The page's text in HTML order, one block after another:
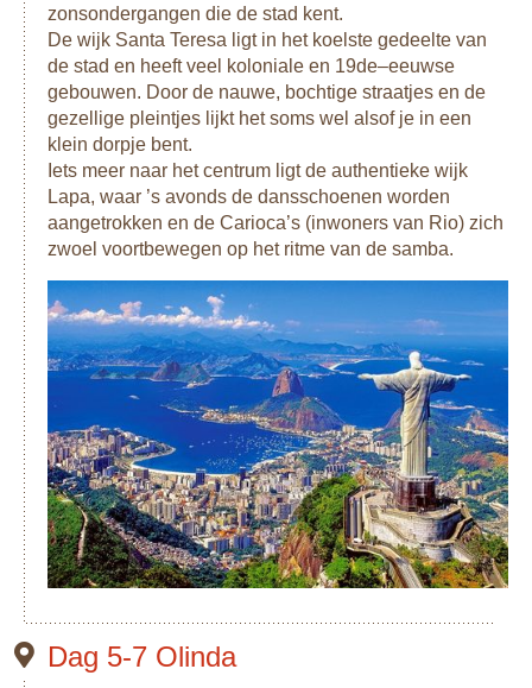
zonsondergangen die de stad kent.
De wijk Santa Teresa ligt in het koelste gedeelte van
de stad en heeft veel koloniale en 19de–eeuwse
gebouwen. Door de nauwe, bochtige straatjes en de
gezellige pleintjes lijkt het soms wel alsof je in een
klein dorpje bent.
Iets meer naar het centrum ligt de authentieke wijk
Lapa, waar ’s avonds de dansschoenen worden
aangetrokken en de Carioca’s (inwoners van Rio) zich
zwoel voortbewegen op het ritme van de samba.
Dag 5-7 Olinda